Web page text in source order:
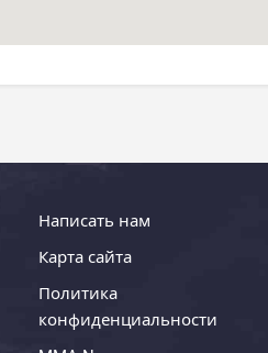
Написать нам
Карта сайта
Политика
конфиденциальности